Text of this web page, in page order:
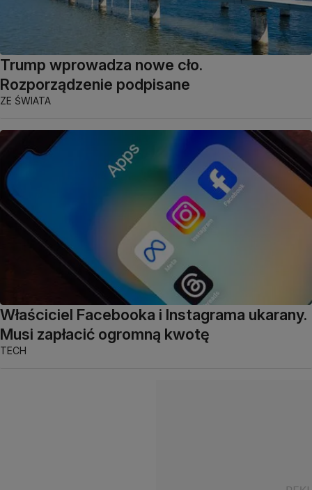
Trump wprowadza nowe cło.
Rozporządzenie podpisane
ZE ŚWIATA
Właściciel Facebooka i Instagrama ukarany.
Musi zapłacić ogromną kwotę
TECH